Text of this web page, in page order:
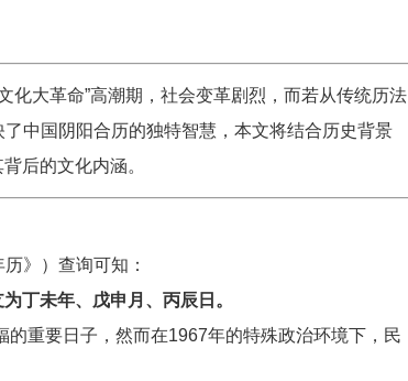
化大革命”高潮期，社会变革剧烈，而若从传统历法
中国阴阳合历的独特智慧，本文将结合历史背景
后的文化内涵。
》）查询可知：
丁未年、戊申月、丙辰日。
的重要日子，然而在1967年的特殊政治环境下，民